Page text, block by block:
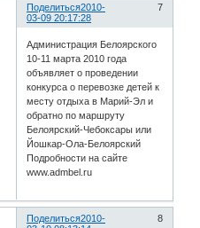
Поделиться 7
2010-
03-09 20:17:28
Администрация Белоярского
10-11 марта 2010 года
объявляет о проведении
конкурса о перевозке детей к
месту отдыха в Марий-Эл и
обратно по маршруту
Белоярский-Чебоксары или
Йошкар-Ола-Белоярский
Подробности на сайте
www.admbel.ru
Поделиться 8
2010-